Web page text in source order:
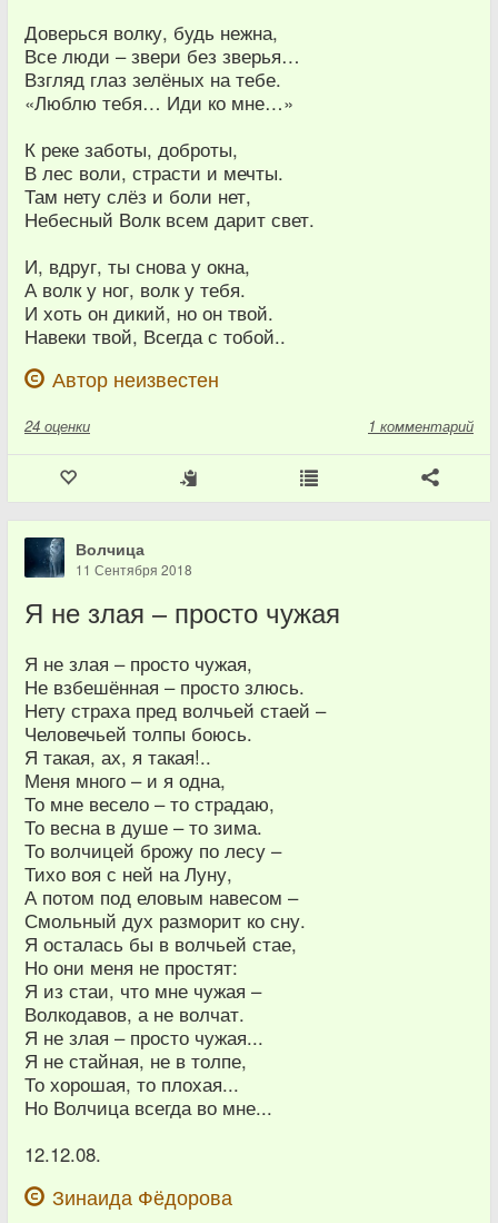
Доверься волку, будь нежна,
Все люди – звери без зверья…
Взгляд глаз зелёных на тебе.
«Люблю тебя… Иди ко мне…»
К реке заботы, доброты,
В лес воли, страсти и мечты.
Там нету слёз и боли нет,
Небесный Волк всем дарит свет.
И, вдруг, ты снова у окна,
А волк у ног, волк у тебя.
И хоть он дикий, но он твой.
Навеки твой, Всегда с тобой..
Автор неизвестен
24 оценки 1 комментарий
Волчица
11 Сентября 2018
Я не злая – просто чужая
Я не злая – просто чужая,
Не взбешённая – просто злюсь.
Нету страха пред волчьей стаей –
Человечьей толпы боюсь.
Я такая, ах, я такая!..
Меня много – и я одна,
То мне весело – то страдаю,
То весна в душе – то зима.
То волчицей брожу по лесу –
Тихо воя с ней на Луну,
А потом под еловым навесом –
Смольный дух разморит ко сну.
Я осталась бы в волчьей стае,
Но они меня не простят:
Я из стаи, что мне чужая –
Волкодавов, а не волчат.
Я не злая – просто чужая...
Я не стайная, не в толпе,
То хорошая, то плохая...
Но Волчица всегда во мне...
12.12.08.
Зинаида Фёдорова